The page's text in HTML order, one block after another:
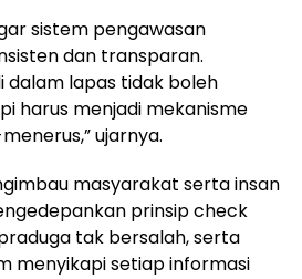
sistem pengawasan
dan transparan.
dalam lapas tidak boleh
harus menjadi mekanisme
ujarnya.
masyarakat serta insan
prinsip check
tak bersalah, serta
menyikapi setiap informasi